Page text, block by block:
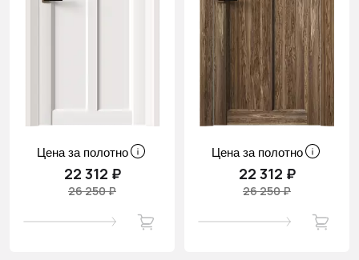
Цена за полотно
22 312 ₽
26 250 ₽
Цена за полотно
22 312 ₽
26 250 ₽